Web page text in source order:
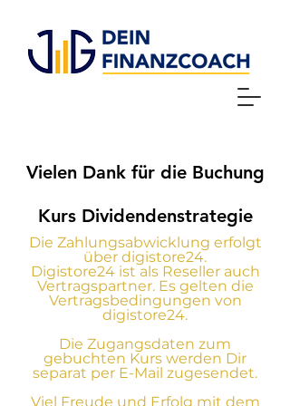
Vielen Dank für die Buchung
Kurs Dividendenstrategie
Die Zahlungsabwicklung erfolgt
über digistore24.
Digistore24 ist als Reseller auch
Vertragspartner. Es gelten die
Vertragsbedingungen von
digistore24.
Die Zugangsdaten zum
gebuchten Kurs werden Dir
separat per E-Mail zugesendet.
Viel Freude und Erfolg mit dem